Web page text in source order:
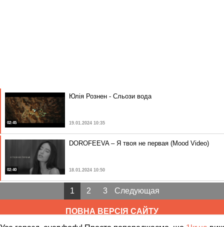
02:45
Юлія Рознен - Сльози вода
19.01.2024 10:35
02:40
DOROFEEVA – Я твоя не первая (Mood Video)
18.01.2024 10:50
1 2 3 Следующая
ПОВНА ВЕРСІЯ САЙТУ